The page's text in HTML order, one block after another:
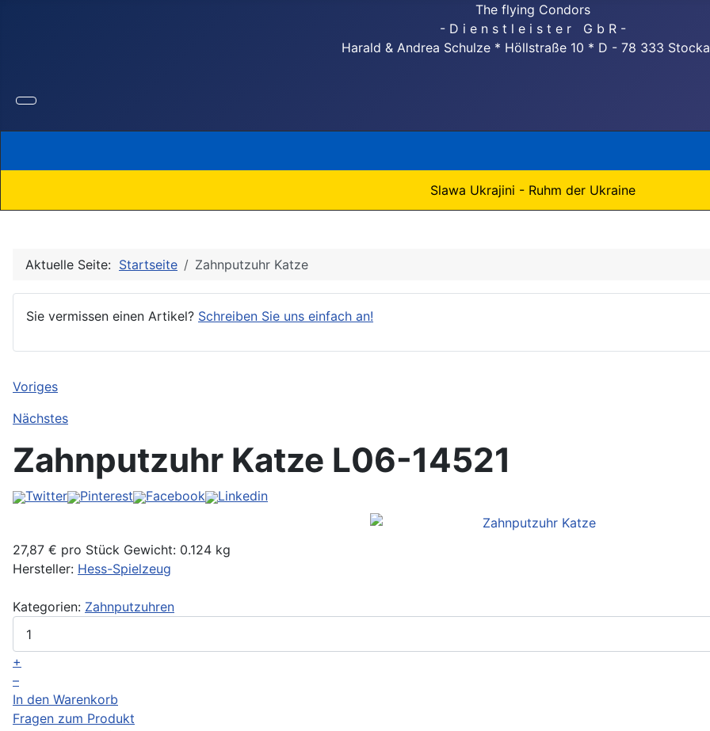
The flying Condors
- D i e n s t l e i s t e r G b R -
Harald & Andrea Schulze * Höllstraße 10 * D - 78 333
Slawa Ukrajini - Ruhm der Ukraine
Aktuelle Seite: Startseite Zahnputzuhr Katze
Sie vermissen einen Artikel? Schreiben Sie uns einfach an!
Voriges
Nächstes
Zahnputzuhr Katze L06-14521
Twitter Pinterest Facebook Linkedin
27,87 € pro Stück Gewicht: 0.124 kg
Hersteller: Hess-Spielzeug
Kategorien: Zahnputzuhren
+
–
In den Warenkorb
Fragen zum Produkt